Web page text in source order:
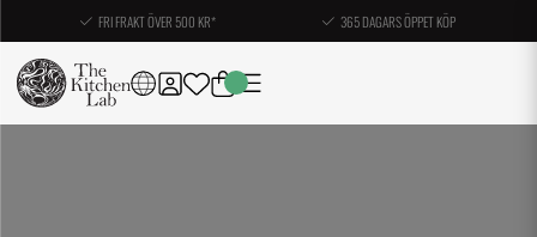
FRI FRAKT ÖVER 500 KR* 365 DAGARS ÖPPET KÖP